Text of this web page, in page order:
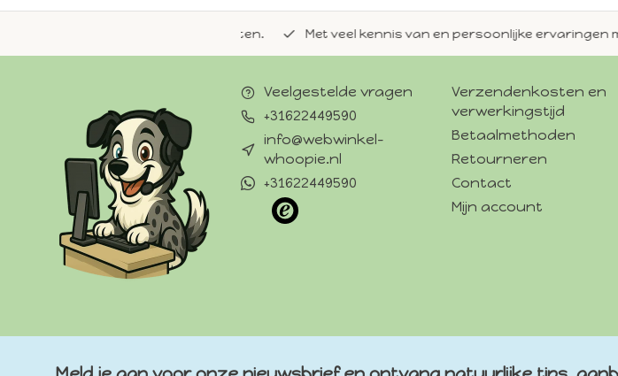
Met veel kennis van en persoonlijke ervaringen met
Veelgestelde vragen
+31622449590
info@webwinkel-
whoopie.nl
+31622449590
Verzendenkosten en
verwerkingstijd
Betaalmethoden
Retourneren
Contact
Mijn account